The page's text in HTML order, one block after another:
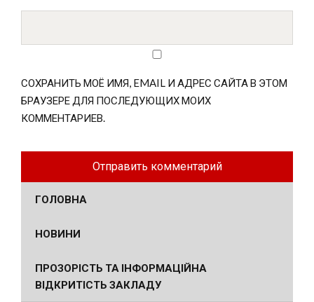
СОХРАНИТЬ МОЁ ИМЯ, EMAIL И АДРЕС САЙТА В ЭТОМ
БРАУЗЕРЕ ДЛЯ ПОСЛЕДУЮЩИХ МОИХ
КОММЕНТАРИЕВ.
ГОЛОВНА
НОВИНИ
ПРОЗОРІСТЬ ТА ІНФОРМАЦІЙНА
ВІДКРИТІСТЬ ЗАКЛАДУ